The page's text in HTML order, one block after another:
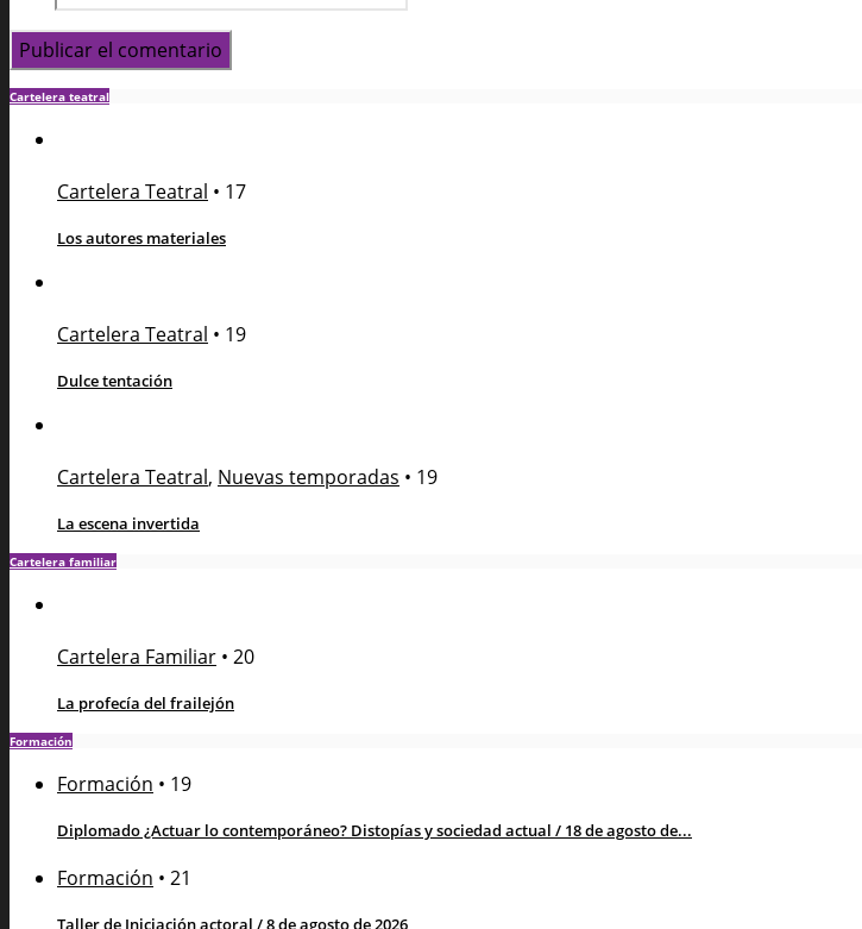
Cartelera teatral
Cartelera Teatral • 17
Los autores materiales
Cartelera Teatral • 19
Dulce tentación
Cartelera Teatral, Nuevas temporadas • 19
La escena invertida
Cartelera familiar
Cartelera Familiar • 20
La profecía del frailejón
Formación
Formación • 19
Diplomado ¿Actuar lo contemporáneo? Distopías y sociedad actual / 18 de agosto de...
Formación • 21
Taller de Iniciación actoral / 8 de agosto de 2026